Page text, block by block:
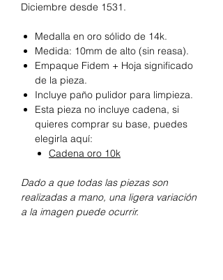
Diciembre desde 1531.
Medalla en oro sólido de 14k.
Medida: 10mm de alto (sin reasa).
Empaque Fidem + Hoja significado
de la pieza.
Incluye paño pulidor para limpieza.
Esta pieza no incluye cadena, si
quieres comprar su base, puedes
elegirla aquí:
Cadena oro 10k
Dado a que todas las piezas son
realizadas a mano, una ligera variación
a la imagen puede ocurrir.